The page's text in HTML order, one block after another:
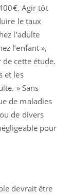
Agir tôt
le taux
l’adulte
l’enfant »,
cette étude.
et les
» Sans
de maladies
de divers
pour
devrait être